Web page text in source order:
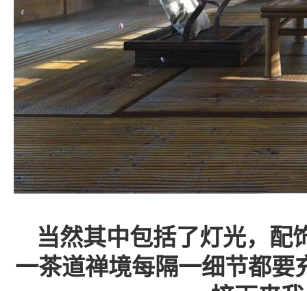
当然其中包括了灯光，配
一茶道禅境每隔一细节都要